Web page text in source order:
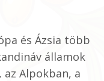
és Ázsia több
államok
Alpokban, a